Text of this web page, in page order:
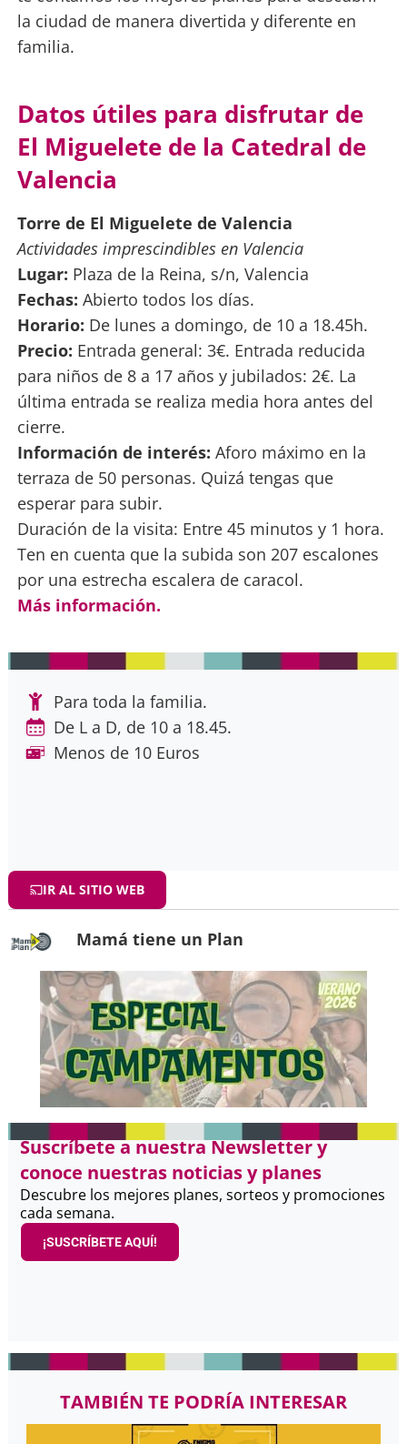
la ciudad de manera divertida y diferente en
familia.
Datos útiles para disfrutar de
El Miguelete de la Catedral de
Valencia
Torre de El Miguelete de Valencia
Actividades imprescindibles en Valencia
Lugar: Plaza de la Reina, s/n, Valencia
Fechas: Abierto todos los días.
Horario: De lunes a domingo, de 10 a 18.45h.
Precio: Entrada general: 3€. Entrada reducida
para niños de 8 a 17 años y jubilados: 2€. La
última entrada se realiza media hora antes del
cierre.
Información de interés: Aforo máximo en la
terraza de 50 personas. Quizá tengas que
esperar para subir.
Duración de la visita: Entre 45 minutos y 1 hora.
Ten en cuenta que la subida son 207 escalones
por una estrecha escalera de caracol.
Más información.
Para toda la familia.
De L a D, de 10 a 18.45.
Menos de 10 Euros
IR AL SITIO WEB
Mamá tiene un Plan
Suscríbete a nuestra Newsletter y
conoce nuestras noticias y planes
Descubre los mejores planes, sorteos y promociones
cada semana.
¡SUSCRÍBETE AQUÍ!
TAMBIÉN TE PODRÍA INTERESAR